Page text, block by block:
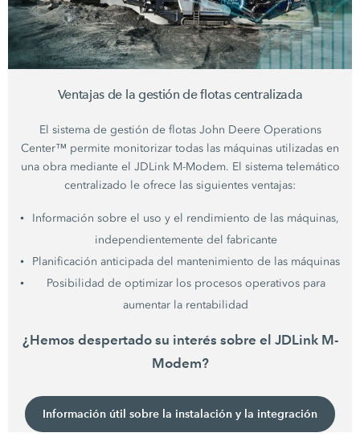
Ventajas de la gestión de flotas centralizada
El sistema de gestión de flotas John Deere Operations
Center™ permite monitorizar todas las máquinas utilizadas en
una obra mediante el JDLink M-Modem. El sistema telemático
centralizado le ofrece las siguientes ventajas:
Información sobre el uso y el rendimiento de las máquinas,
independientemente del fabricante
Planificación anticipada del mantenimiento de las máquinas
Posibilidad de optimizar los procesos operativos para
aumentar la rentabilidad
¿Hemos despertado su interés sobre el JDLink M-
Modem?
Información útil sobre la instalación y la integración